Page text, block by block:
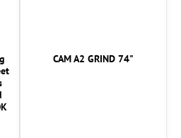
CAM A2 GRIND 74"